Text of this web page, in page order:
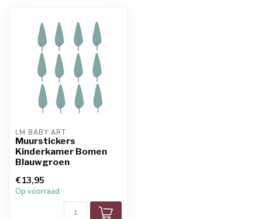
LM BABY ART
Muurstickers
Kinderkamer Bomen
Blauwgroen
€13,95
Op voorraad